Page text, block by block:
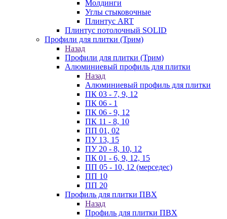
Молдинги
Углы стыковочные
Плинтус ART
Плинтус потолочный SOLID
Профили для плитки (Трим)
Назад
Профили для плитки (Трим)
Алюминиевый профиль для плитки
Назад
Алюминиевый профиль для плитки
ПК 03 - 7, 9, 12
ПК 06 - 1
ПК 06 - 9, 12
ПК 11 - 8, 10
ПП 01, 02
ПУ 13, 15
ПУ 20 - 8, 10, 12
ПК 01 - 6, 9, 12, 15
ПП 05 - 10, 12 (мерседес)
ПП 10
ПП 20
Профиль для плитки ПВХ
Назад
Профиль для плитки ПВХ